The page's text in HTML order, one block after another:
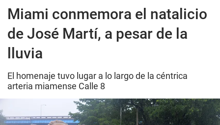
Miami conmemora el natalicio
de José Martí, a pesar de la
lluvia
El homenaje tuvo lugar a lo largo de la céntrica
arteria miamense Calle 8